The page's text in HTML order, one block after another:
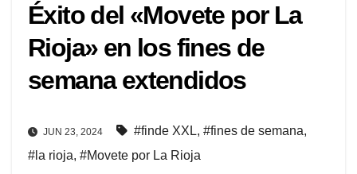
Éxito del «Movete por La
Rioja» en los fines de
semana extendidos
JUN 23, 2024 #finde XXL, #fines de semana,
#la rioja, #Movete por La Rioja